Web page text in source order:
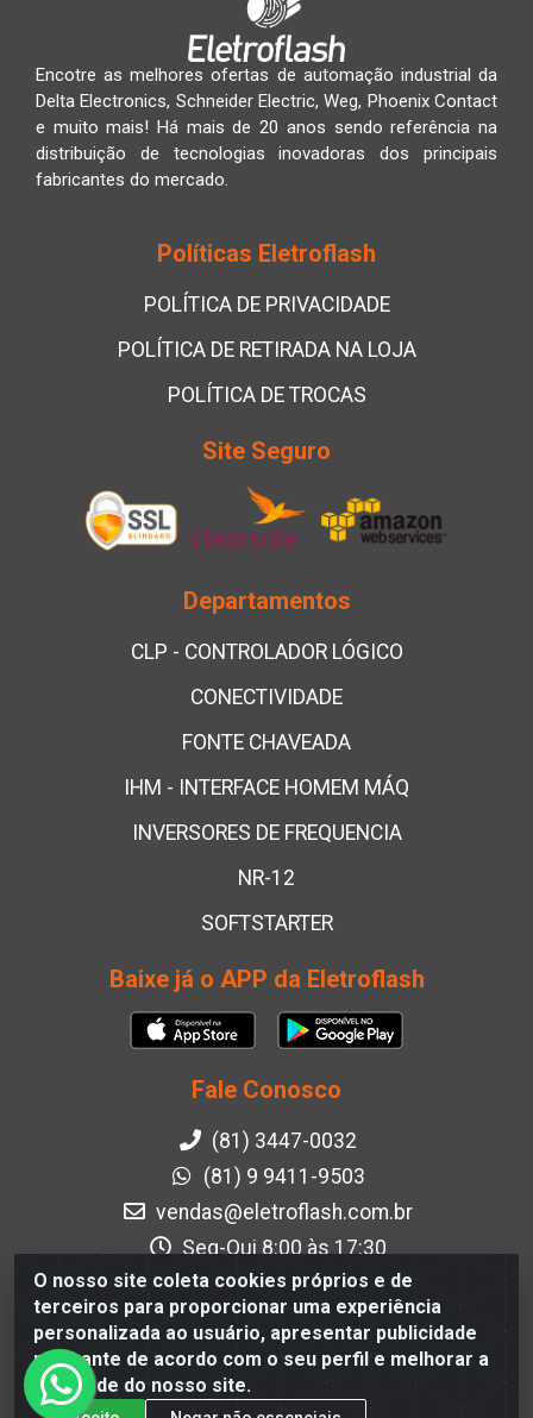
O nosso site coleta cookies próprios e de
terceiros para proporcionar uma experiência
personalizada ao usuário, apresentar publicidade
relevante de acordo com o seu perfil e melhorar a
qualidade do nosso site.
Encotre as melhores ofertas de automação industrial da
Delta Electronics, Schneider Electric, Weg, Phoenix Contact
e muito mais! Há mais de 20 anos sendo referência na
distribuição de tecnologias inovadoras dos principais
fabricantes do mercado.
Políticas Eletroflash
POLÍTICA DE PRIVACIDADE
POLÍTICA DE RETIRADA NA LOJA
POLÍTICA DE TROCAS
Site Seguro
Departamentos
CLP - CONTROLADOR LÓGICO
CONECTIVIDADE
FONTE CHAVEADA
IHM - INTERFACE HOMEM MÁQ
INVERSORES DE FREQUENCIA
NR-12
SOFTSTARTER
Baixe já o APP da Eletroflash
Fale Conosco
(81) 3447-0032
(81) 9 9411-9503
vendas@eletroflash.com.br
Seg-Qui 8:00 às 17:30
Sex 8:00 às 17:00
Instagram
Facebook
Formas de Pagamento